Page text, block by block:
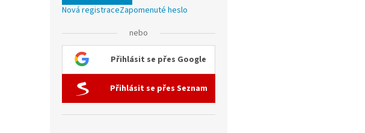
Nová registraceZapomenuté heslo
nebo
Přihlásit se přes Google
Přihlásit se přes Seznam